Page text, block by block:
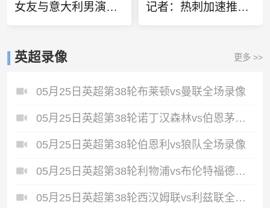
女友与意大利男演员聊天，哈兰德上演“吃醋”戏码：别靠那么近 记者：热刺加速推进萨维尼奥转会，球员也倾向于加盟
英超录像 更多 >>
05月25日英超第38轮布莱顿vs曼联全场录像
05月25日英超第38轮诺丁汉森林vs伯恩茅斯全场录像
05月25日英超第38轮伯恩利vs狼队全场录像
05月25日英超第38轮利物浦vs布伦特福德全场录像
05月25日英超第38轮西汉姆联vs利兹联全场录像